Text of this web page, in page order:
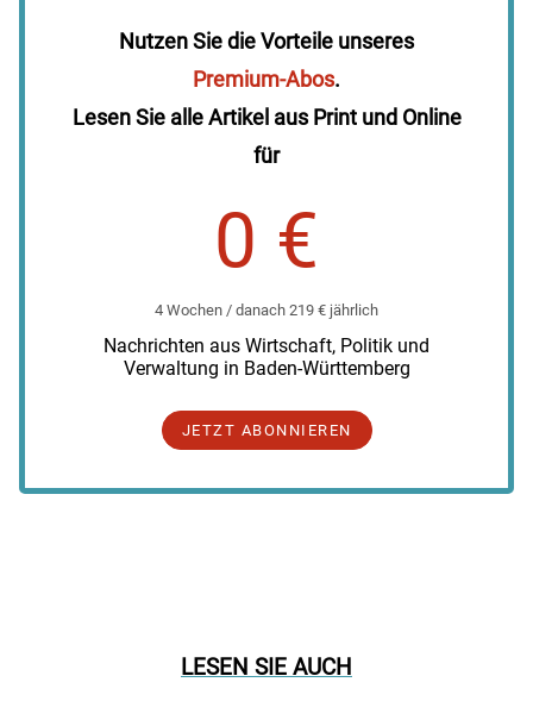
Nutzen Sie die Vorteile unseres
Premium-Abos.
Lesen Sie alle Artikel aus Print und Online
für
0 €
4 Wochen / danach 219 € jährlich
Nachrichten aus Wirtschaft, Politik und
Verwaltung in Baden-Württemberg
JETZT ABONNIEREN
LESEN SIE AUCH